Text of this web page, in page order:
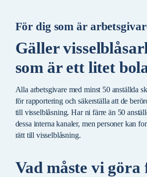
För dig som är
Gäller
som är ett litet
Alla arbetsgivare med minst 50 anställda
för rapportering och säkerställa att de
till visselblåsning. Har ni färre än 50
dessa interna kanaler, men personer kan
rätt till visselblåsning.
Vad måste vi